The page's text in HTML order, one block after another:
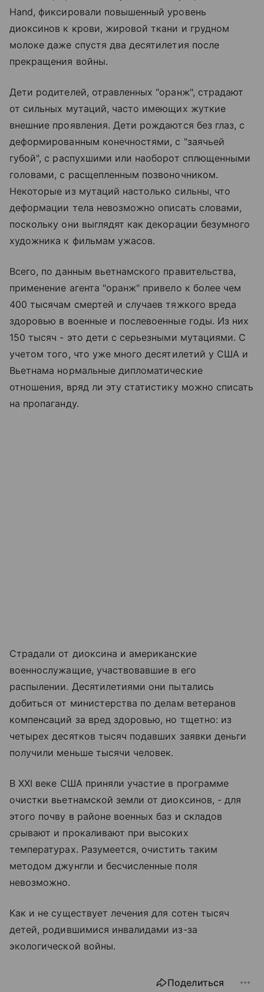
Hand, фиксировали повышенный уровень
диоксинов к крови, жировой ткани и грудном
молоке даже спустя два десятилетия после
прекращения войны.
Дети родителей, отравленных "оранж", страдают
от сильных мутаций, часто имеющих жуткие
внешние проявления. Дети рождаются без глаз, с
деформированным конечностями, с "заячьей
губой", с распухшими или наоборот сплющенными
головами, с расщепленным позвоночником.
Некоторые из мутаций настолько сильны, что
деформации тела невозможно описать словами,
поскольку они выглядят как декорации безумного
художника к фильмам ужасов.
Всего, по данным вьетнамского правительства,
применение агента "оранж" привело к более чем
400 тысячам смертей и случаев тяжкого вреда
здоровью в военные и послевоенные годы. Из них
150 тысяч - это дети с серьезными мутациями. С
учетом того, что уже много десятилетий у США и
Вьетнама нормальные дипломатические
отношения, вряд ли эту статистику можно списать
на пропаганду.
Страдали от диоксина и американские
военнослужащие, участвовавшие в его
распылении. Десятилетиями они пытались
добиться от министерства по делам ветеранов
компенсаций за вред здоровью, но тщетно: из
четырех десятков тысяч подавших заявки деньги
получили меньше тысячи человек.
В XXI веке США приняли участие в программе
очистки вьетнамской земли от диоксинов, - для
этого почву в районе военных баз и складов
срывают и прокаливают при высоких
температурах. Разумеется, очистить таким
методом джунгли и бесчисленные поля
невозможно.
Как и не существует лечения для сотен тысяч
детей, родившимися инвалидами из-за
экологической войны.
Поделиться